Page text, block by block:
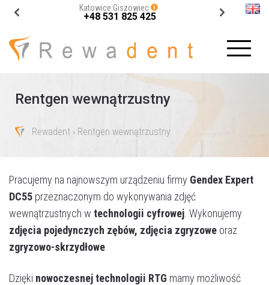
Katowice Giszowiec
+48 531 825 425
Rentgen wewnątrzustny
Rewadent › Rentgen wewnątrzustny
Pracujemy na najnowszym urządzeniu firmy Gendex Expert
DC55 przeznaczonym do wykonywania zdjęć
wewnątrzustnych w technologii cyfrowej . Wykonujemy
zdjęcia pojedynczych zębów, zdjęcia zgryzowe oraz
zgryzowo-skrzydłowe
Dzięki nowoczesnej technologii RTG mamy możliwość